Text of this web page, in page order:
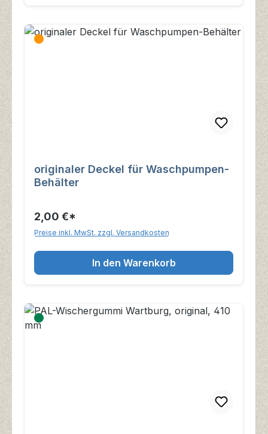
originaler Deckel für Waschpumpen-
Behälter
2,00 €*
Preise inkl. MwSt. zzgl. Versandkosten
In den Warenkorb